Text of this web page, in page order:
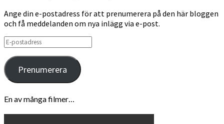
Ange din e-postadress för att prenumerera på den här bloggen
och få meddelanden om nya inlägg via e-post.
E-
postadress
Prenumerera
En av många filmer…